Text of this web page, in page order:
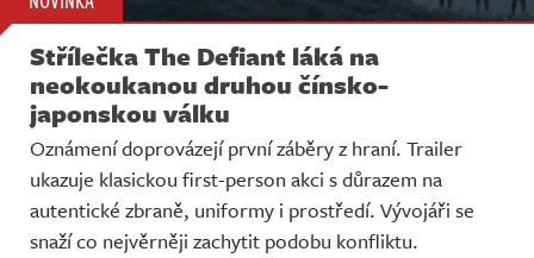
Střílečka The Defiant láká na
neokoukanou druhou čínsko-
japonskou válku
Oznámení doprovázejí první záběry z hraní. Trailer
ukazuje klasickou first-person akci s důrazem na
autentické zbraně, uniformy i prostředí. Vývojáři se
snaží co nejvěrněji zachytit podobu konfliktu.